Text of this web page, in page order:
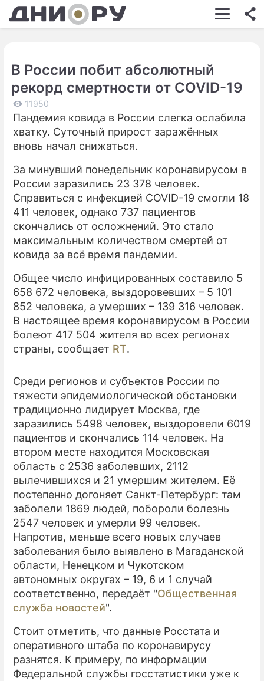
ШОУ-БИЗНЕС
КИНО
ЗДОРОВЬЕ
ПРОИСШЕСТВИЯ
СОННИК
СТИЛЬ ЖИЗНИ
СЕРИАЛЫ
ПРЕСС-РЕЛИЗЫ
О ПРОЕКТЕ
В России побит абсолютный
рекорд смертности от COVID-19
11950
Пандемия ковида в России слегка ослабила
хватку. Суточный прирост заражённых
вновь начал снижаться.
За минувший понедельник коронавирусом в
России заразились 23 378 человек.
Справиться с инфекцией COVID-19 смогли 18
411 человек, однако 737 пациентов
скончались от осложнений. Это стало
максимальным количеством смертей от
ковида за всё время пандемии.
Общее число инфицированных составило 5
658 672 человека, выздоровевших – 5 101
852 человека, а умерших – 139 316 человек.
В настоящее время коронавирусом в России
болеют 417 504 жителя во всех регионах
страны, сообщает RT.
Среди регионов и субъектов России по
тяжести эпидемиологической обстановки
традиционно лидирует Москва, где
заразились 5498 человек, выздоровели 6019
пациентов и скончались 114 человек. На
втором месте находится Московская
область с 2536 заболевших, 2112
вылечившихся и 21 умершим жителем. Её
постепенно догоняет Санкт-Петербург: там
заболели 1869 людей, побороли болезнь
2547 человек и умерли 99 человек.
Напротив, меньше всего новых случаев
заболевания было выявлено в Магаданской
области, Ненецком и Чукотском
автономных округах – 19, 6 и 1 случай
соответственно, передаёт "Общественная
служба новостей".
Стоит отметить, что данные Росстата и
оперативного штаба по коронавирусу
разнятся. К примеру, по информации
Федеральной службы госстатистики уже к